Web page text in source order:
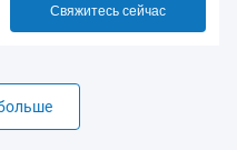
Свяжитесь сейчас